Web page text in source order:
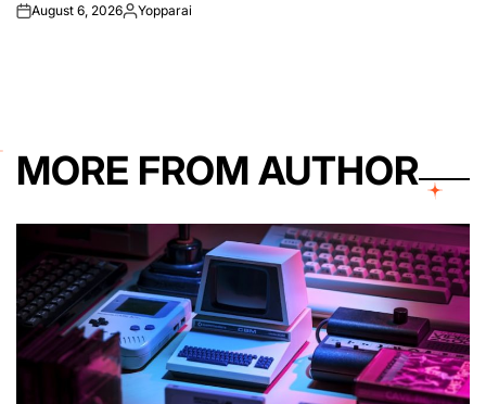
onAugust 6, 2026Posted
Yopparai
MORE FROM AUTHOR